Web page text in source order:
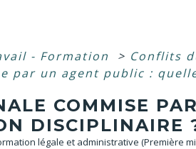
- Formation > Conflits
par un agent public :
COMMISE
DISCIPLINAIRE
légale et administrative (Première